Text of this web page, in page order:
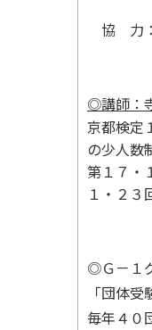
協 力
◎講師：
京都検定
の少人数
第１７・
１・２３
◎Ｇ－１
「団体
毎年４０